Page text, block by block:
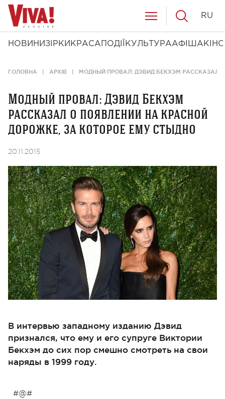
НОВИНИ ЗІРКИ КРАСА ПОДІЇ КУЛЬТУРААФІША КІНО
RU
ГОЛОВНА АРХІВ МОДНЫЙ ПРОВАЛ: ДЭВИД БЕКХЭМ РАССКАЗАЛ
Модный провал: Дэвид Бекхэм
рассказал о появлении на красной
дорожке, за которое ему стыдно
20.11.2015
В интервью западному изданию Дэвид
признался, что ему и его супруге Виктории
Бекхэм до сих пор смешно смотреть на свои
наряды в 1999 году.
#@#